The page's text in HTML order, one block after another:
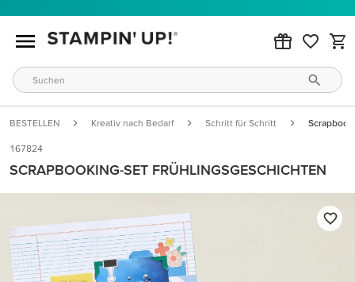
BESTELLEN Kreativ nach Bedarf Schritt für Schritt
167824
SCRAPBOOKING-SET FRÜHLINGSGESCHICHTEN